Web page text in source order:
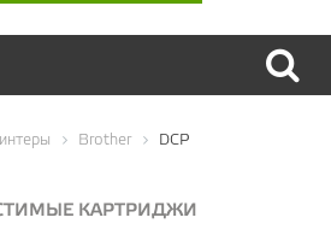
Brother DCP
КАРТРИДЖИ